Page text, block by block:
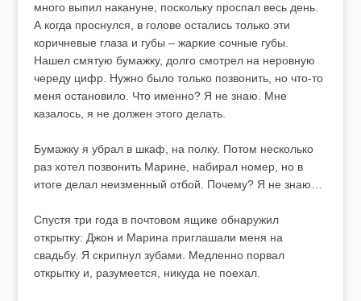
много выпил накануне, поскольку проспал весь день.
А когда проснулся, в голове остались только эти
коричневые глаза и губы – жаркие сочные губы.
Нашел смятую бумажку, долго смотрел на неровную
череду цифр. Нужно было только позвонить, но что-то
меня остановило. Что именно? Я не знаю. Мне
казалось, я не должен этого делать.
Бумажку я убрал в шкаф, на полку. Потом несколько
раз хотел позвонить Марине, набирал номер, но в
итоге делал неизменный отбой. Почему? Я не знаю…
Спустя три года в почтовом ящике обнаружил
открытку: Джон и Марина приглашали меня на
свадьбу. Я скрипнул зубами. Медленно порвал
открытку и, разумеется, никуда не поехал.